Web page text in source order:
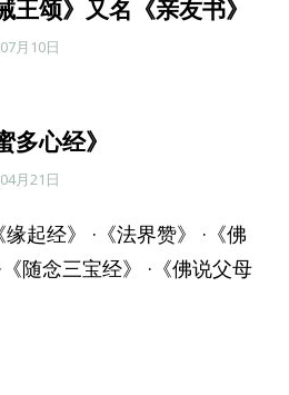
王颂》又名《亲友书》
月10日
多心经》
月21日
缘起经》 ·《法界赞》 ·《佛
随念三宝经》 ·《佛说父母